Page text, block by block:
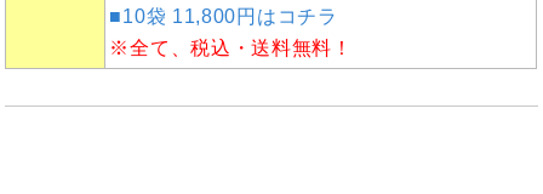
■10袋 11,800円はコチラ
※全て、税込・送料無料！